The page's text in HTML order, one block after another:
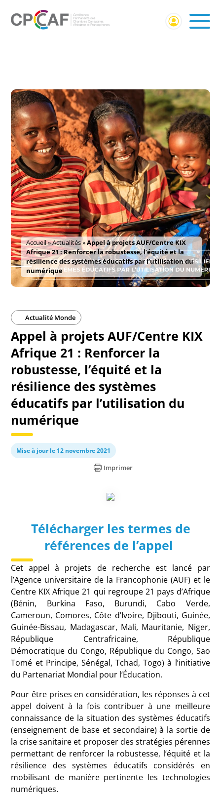
Accueil»Actualités»Appel à projets AUF/Centre KIX
Afrique 21 : Renforcer la robustesse, l’équité et la
résilience des systèmes éducatifs par l’utilisation du
numérique
Actualité Monde
Appel à projets AUF/Centre KIX
Afrique 21 : Renforcer la
robustesse, l’équité et la
résilience des systèmes
éducatifs par l’utilisation du
numérique
Mise à jour le 12 novembre 2021
Imprimer
Télécharger les termes de
références de l’appel
Cet appel à projets de recherche est lancé par
l’Agence universitaire de la Francophonie (AUF) et le
Centre KIX Afrique 21 qui regroupe 21 pays d’Afrique
(Bénin, Burkina Faso, Burundi, Cabo Verde,
Cameroun, Comores, Côte d’Ivoire, Djibouti, Guinée,
Guinée-Bissau, Madagascar, Mali, Mauritanie, Niger,
République Centrafricaine, République
Démocratique du Congo, République du Congo, Sao
Tomé et Principe, Sénégal, Tchad, Togo) à l’initiative
du Partenariat Mondial pour l’Éducation.
Pour être prises en considération, les réponses à cet
appel doivent à la fois contribuer à une meilleure
connaissance de la situation des systèmes éducatifs
(enseignement de base et secondaire) à la sortie de
la crise sanitaire et proposer des stratégies pérennes
permettant de renforcer la robustesse, l’équité et la
résilience des systèmes éducatifs considérés en
mobilisant de manière pertinente les technologies
numériques.